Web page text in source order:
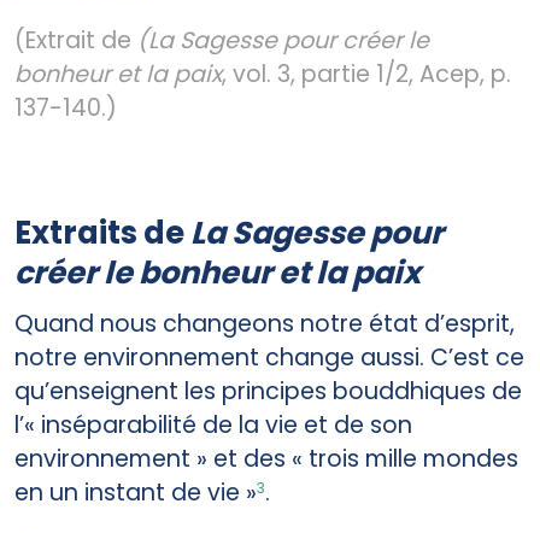
(Extrait de (La Sagesse pour créer le
bonheur et la paix, vol. 3, partie 1/2, Acep, p.
137-140.)
Extraits deLa Sagesse pour
créer le bonheur et la paix
Quand nous changeons notre état d’esprit,
notre environnement change aussi. C’est ce
qu’enseignent les principes bouddhiques de
l’« inséparabilité de la vie et de son
environnement » et des « trois mille mondes
en un instant de vie »3.